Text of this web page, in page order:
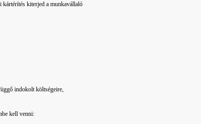
kártérítés kiterjed a munkavállaló
indokolt költségeire,
kell venni: